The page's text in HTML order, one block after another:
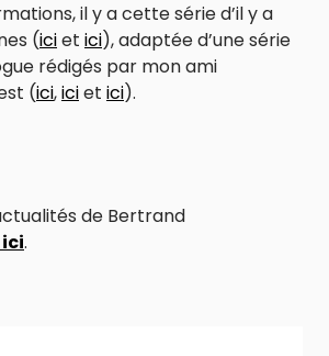
il y a cette série d’il y a
(iciet ici), adaptée d’une série
rédigés par mon ami
(ici,iciet ici).
de Bertrand
.